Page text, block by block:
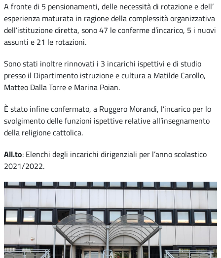
A fronte di 5 pensionamenti, delle necessità di rotazione e dell’
esperienza maturata in ragione della complessità organizzativa
dell’istituzione diretta, sono 47 le conferme d’incarico, 5 i nuovi
assunti e 21 le rotazioni.
Sono stati inoltre rinnovati i 3 incarichi ispettivi e di studio
presso il Dipartimento istruzione e cultura a Matilde Carollo,
Matteo Dalla Torre e Marina Poian.
È stato infine confermato, a Ruggero Morandi, l’incarico per lo
svolgimento delle funzioni ispettive relative all’insegnamento
della religione cattolica.
All.to: Elenchi degli incarichi dirigenziali per l’anno scolastico
2021/2022.